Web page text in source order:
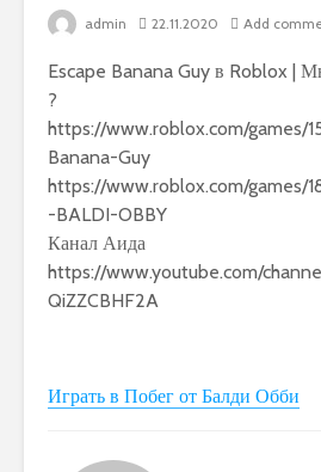
admin 22.11.2020 Add
Escape Banana Guy в Roblox |
?
https://www.roblox.com/games/
Banana-Guy
https://www.roblox.com/games/
-BALDI-OBBY
Канал Аида
https://www.youtube.com/
QiZZCBHF2A
Играть в Побег от Балди Обби